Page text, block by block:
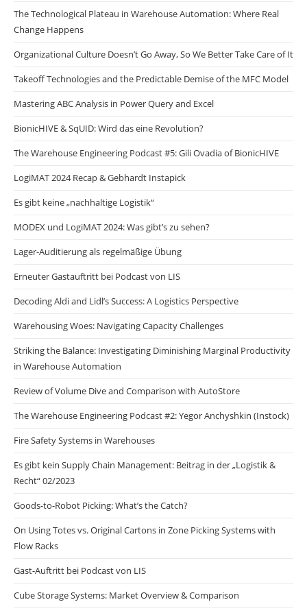
The Technological Plateau in Warehouse Automation: Where Real
Change Happens
Organizational Culture Doesn’t Go Away, So We Better Take Care of It
Takeoff Technologies and the Predictable Demise of the MFC Model
Mastering ABC Analysis in Power Query and Excel
BionicHIVE & SqUID: Wird das eine Revolution?
The Warehouse Engineering Podcast #5: Gili Ovadia of BionicHIVE
LogiMAT 2024 Recap & Gebhardt Instapick
Es gibt keine „nachhaltige Logistik“
MODEX und LogiMAT 2024: Was gibt’s zu sehen?
Lager-Auditierung als regelmäßige Übung
Erneuter Gastauftritt bei Podcast von LIS
Decoding Aldi and Lidl’s Success: A Logistics Perspective
Warehousing Woes: Navigating Capacity Challenges
Striking the Balance: Investigating Diminishing Marginal Productivity
in Warehouse Automation
Review of Volume Dive and Comparison with AutoStore
The Warehouse Engineering Podcast #2: Yegor Anchyshkin (Instock)
Fire Safety Systems in Warehouses
Es gibt kein Supply Chain Management: Beitrag in der „Logistik &
Recht“ 02/2023
Goods-to-Robot Picking: What’s the Catch?
On Using Totes vs. Original Cartons in Zone Picking Systems with
Flow Racks
Gast-Auftritt bei Podcast von LIS
Cube Storage Systems: Market Overview & Comparison